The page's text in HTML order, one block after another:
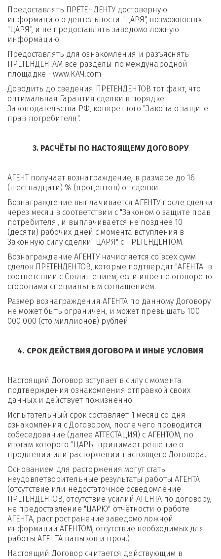
Предоставлять ПРЕТЕНДЕНТУ достоверную
информацию о деятельности "ЦАРЯ", возможностях
"ЦАРЯ", и не предоставлять заведомо ложную
информацию.
Предоставлять для ознакомления и разъяснять
ПРЕТЕНДЕНТАМ все разделы по международной
площадке - www.КАЧ.com
Доводить до сведения ПРЕТЕНДЕНТОВ тот факт, что
оптимальная Гарантия сделки в порядке
Законодательства РФ, конкретного "Закона о защите
прав потребителя".
3. РАСЧЁТЫ ПО НАСТОЯЩЕМУ ДОГОВОРУ
АГЕНТ получает вознаграждение, в размере до 16
(шестнадцати) % (процентов) от сделки.
Вознаграждение выплачивается АГЕНТУ после сделки
через месяц в соответствии с "Законом о защите прав
потребителя", и выплачивается не позднее 10
(десяти) рабочих дней с момента вступления в
Законную силу сделки "ЦАРЯ" с ПРЕТЕНДЕНТОМ.
Вознаграждение АГЕНТУ начисляется со всех сумм
сделок ПРЕТЕНДЕНТОВ, которые подтвердят "АГЕНТА" в
соответствии с Соглашением, если иное не оговорено
сторонами специальным соглашением.
Размер вознаграждения АГЕНТА по данному Договору
не может быть ограничен, и может превышать 100
000 000 (сто миллионов) рублей.
4. СРОК ДЕЙСТВИЯ ДОГОВОРА И ИНЫЕ УСЛОВИЯ
Настоящий Договор вступает в силу с момента
подтверждения ознакомления отправкой своих
данных и действует пожизненно.
Испытательный срок составляет 1 месяц со дня
ознакомления с Договором, после чего проводится
собеседование (далее АТТЕСТАЦИЯ) с АГЕНТОМ, по
итогам которого "ЦАРЬ" принимает решение о
продлении или расторжении настоящего Договора.
Основанием для расторжения могут стать
неудовлетворительные результаты работы АГЕНТА
(отсутствие или недостаточное осведомление
ПРЕТЕНДЕНТОВ, отсутствие усилий АГЕНТА по договору,
не предоставление "ЦАРЮ" отчётности о работе
АГЕНТА, распространение заведомо ложной
информации АГЕНТОМ, отсутствие необходимых для
работы АГЕНТА навыков и проч.)
Настоящий Договор считается действующим в